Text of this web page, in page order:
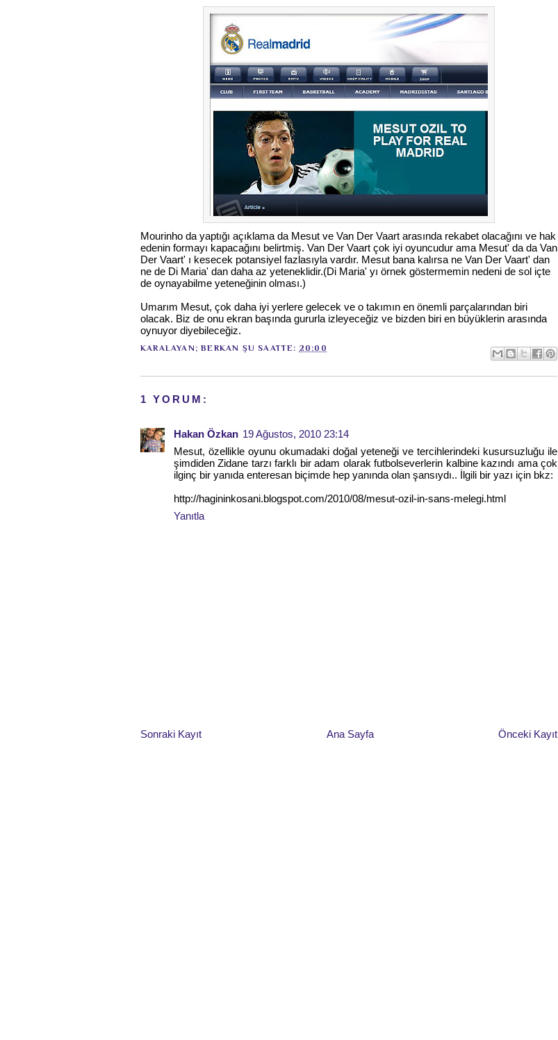
Mourinho da yaptığı açıklama da Mesut ve Van Der Vaart arasında rekabet olacağını ve hak
edenin formayı kapacağını belirtmiş. Van Der Vaart çok iyi oyuncudur ama Mesut' da da Van
Der Vaart' ı kesecek potansiyel fazlasıyla vardır. Mesut bana kalırsa ne Van Der Vaart' dan
ne de Di Maria' dan daha az yeteneklidir.(Di Maria' yı örnek göstermemin nedeni de sol içte
de oynayabilme yeteneğinin olması.)
Umarım Mesut, çok daha iyi yerlere gelecek ve o takımın en önemli parçalarından biri
olacak. Biz de onu ekran başında gururla izleyeceğiz ve bizden biri en büyüklerin arasında
oynuyor diyebileceğiz.
KARALAYAN;BERKAN ŞU SAATTE: 20:00
1 YORUM:
Hakan Özkan 19 Ağustos, 2010 23:14
Mesut, özellikle oyunu okumadaki doğal yeteneği ve tercihlerindeki kusursuzluğu ile
şimdiden Zidane tarzı farklı bir adam olarak futbolseverlerin kalbine kazındı ama çok
ilginç bir yanıda enteresan biçimde hep yanında olan şansıydı.. İlgili bir yazı için bkz:
http://hagininkosani.blogspot.com/2010/08/mesut-ozil-in-sans-melegi.html
Yanıtla
Sonraki Kayıt Önceki Kayıt
Ana Sayfa